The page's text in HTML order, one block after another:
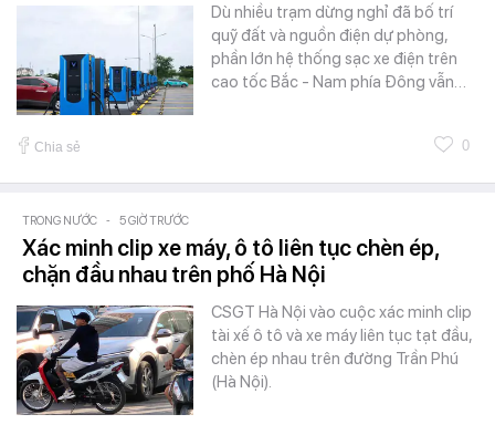
Dù nhiều trạm dừng nghỉ đã bố trí
quỹ đất và nguồn điện dự phòng,
phần lớn hệ thống sạc xe điện trên
cao tốc Bắc - Nam phía Đông vẫn…
Chia sẻ 0
TRONG NƯỚC - 5 GIỜ TRƯỚC
Xác minh clip xe máy, ô tô liên tục chèn ép,
chặn đầu nhau trên phố Hà Nội
CSGT Hà Nội vào cuộc xác minh clip
tài xế ô tô và xe máy liên tục tạt đầu,
chèn ép nhau trên đường Trần Phú
(Hà Nội).